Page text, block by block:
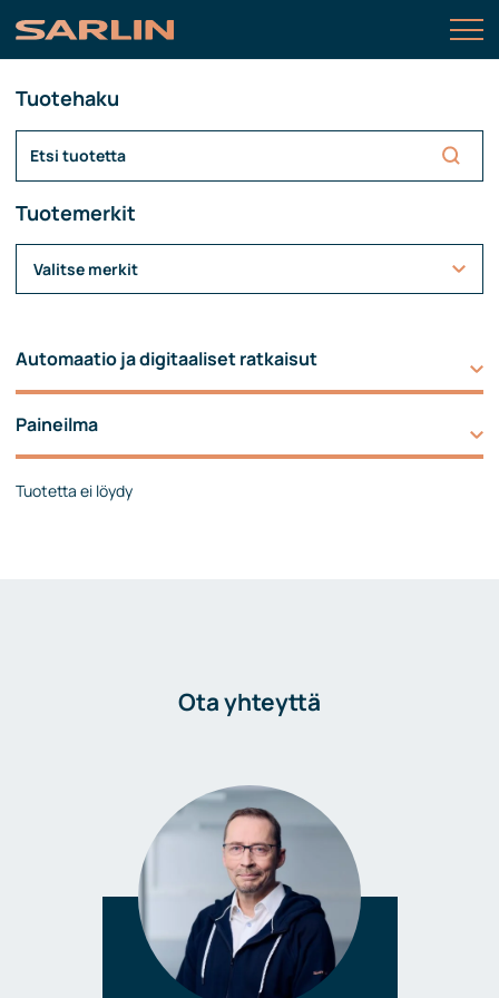
Tuotehaku
Tuotemerkit
Valitse merkit
Automaatio ja digitaaliset ratkaisut
Paineilma
Tuotetta ei löydy
Ota yhteyttä